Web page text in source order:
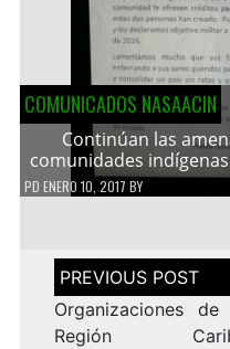
COMUNICADOS NASAACIN
Continúan las
comunidades
PD ENERO 10, 2017 BY
Navegación
de
entradas
Organizaciones de
Región